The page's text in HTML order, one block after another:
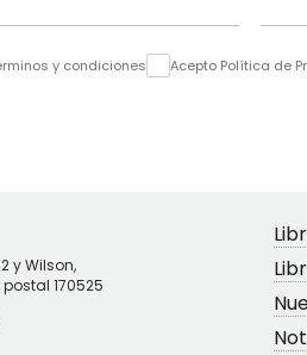
y condiciones Acepto Política de
y Wilson,
170525